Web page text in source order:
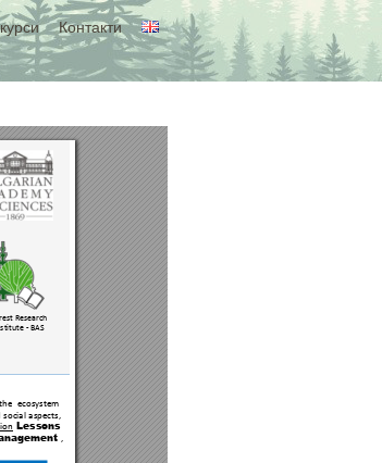
Контакти